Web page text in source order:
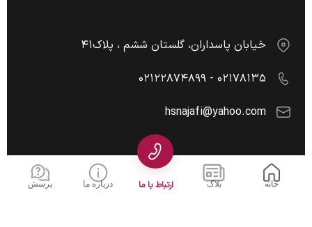
خیابان پاسداران، گلستان ششم ، پلاک۴۱
۰۲۱۷۸۱۳۵ - ۰۲۱۲۲۸۷۴۸۹۹
hsnajafi@yahoo.com
خانه بلاگ ارتباط با ما درباره ما پرسش